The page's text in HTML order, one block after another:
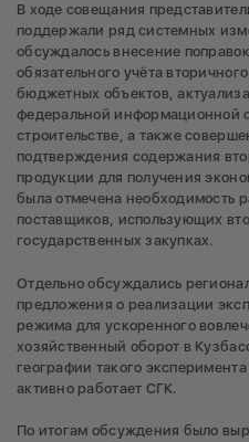
В ходе совещания
поддержали ряд системных
обсуждалось внесение
обязательного учёта
бюджетных объектов,
федеральной информационной
строительстве, а также
подтверждения содержания
продукции для получения
была отмечена необходимость
поставщиков, использующих
государственных закупках.
Отдельно обсуждались
предложения о реализации
режима для ускоренного
хозяйственный оборот в
географии такого
активно работает СГК.
По итогам обсуждения было